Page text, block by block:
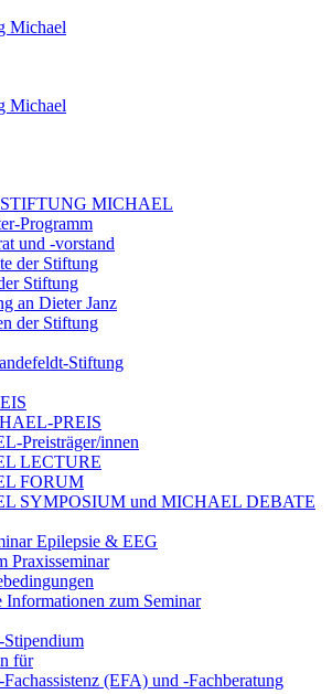
STIFTUNG MICHAEL
Programm
und -vorstand
der Stiftung
Stiftung
an Dieter Janz
der Stiftung
Stiftung
PREIS
Preisträger/innen
LECTURE
FORUM
SYMPOSIUM und MICHAEL DEBATE
Epilepsie & EEG
Praxisseminar
Informationen zum Seminar
für
(EFA) und -Fachberatung